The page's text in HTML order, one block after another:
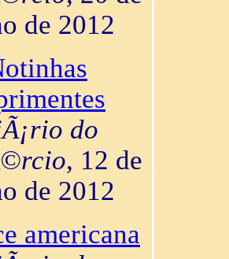
de 2012
do
, 12 de
de 2012
americana